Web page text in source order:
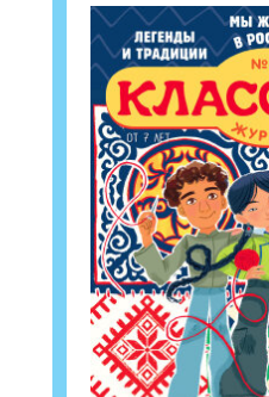
Подпишись на
Получи электронный
подарок!
Укажите имя
Укажите Ваш Email